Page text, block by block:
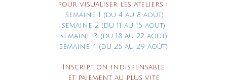
pour visualiser les ateliers :
semaine 1 (du 4 au 8 août)
semaine 2 (du 11 au 15 aout)
semaine 3 (du 18 au 22 août)
semaine 4 (du 25 au 29 août)
Inscription indispensable
et paiement au plus vite